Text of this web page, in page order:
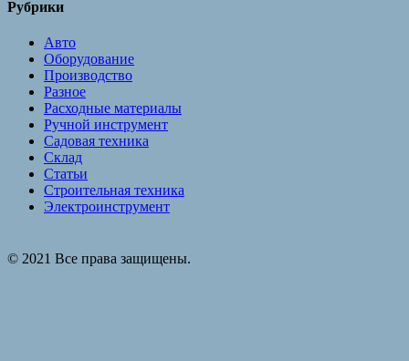
Рубрики
Авто
Оборудование
Производство
Разное
Расходные материалы
Ручной инструмент
Садовая техника
Склад
Статьи
Строительная техника
Электроинструмент
© 2021 Все права защищены.